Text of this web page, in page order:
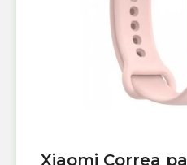
Xiaomi Correa